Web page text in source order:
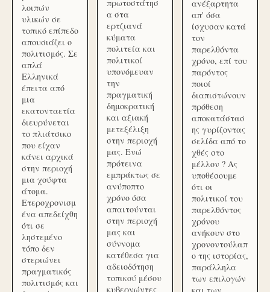
λοιπών
υλικών σε
τοπικό επίπεδο
απουσιάζει ο
πολιτισμός. Σε
απλά
Ελληνικά
έπειτα από
μια
εκατονταετία
διευρύνεται
το πλιάτσικο
που είχαν
κάνει αρχικά
στην περιοχή
μια χούφτα
άτομα.
Ετεροχρονισμ
ένα απεδείχθη
ότι σε
ληστεμένο
τόπο δεν
στεριώνει
πραγματικός
πολιτισμός και
πρωτοστάτησ
α στα
ερτζιανά
κύματα
πολιτεία και
πολιτικοί
υπονόμευαν
την
πραγματική
δημοκρατική
και αξιακή
μετεξέλιξη
στην περιοχή
μας. Ενώ
πρότεινα
εμπράκτως σε
ανύποπτο
χρόνο όσα
απαιτούνται
στην περιοχή
μας και
σύννομα
κατέθεσα για
αδειοδότηση
τοπικού μέσου
κυβερνώντες
ανέξαρτητα
απ' όσα
ίσχυσαν κατά
τον
παρελθόντα
χρόνο, επί του
παρόντος
ποιοί
διαπιστώνουν
πρόθεση
αποκατάστασ
ης γυρίζοντας
σελίδα από το
χθές στο
μέλλον ? Ας
υποθέσουμε
ότι οι
πολιτικοί του
παρελθόντος
χρόνου
ανήκουν στο
χρονοντούλαπ
ο της ιστορίας,
παράλληλα
των επιλογών